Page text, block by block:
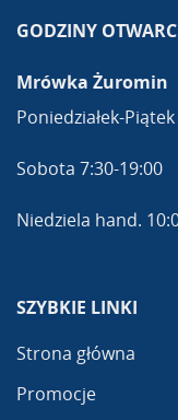
GODZINY
Mrówka Żuromin
Poniedziałek-
Sobota 7:30-19:00
Niedziela hand.
SZYBKIE LINKI
Strona główna
Promocje